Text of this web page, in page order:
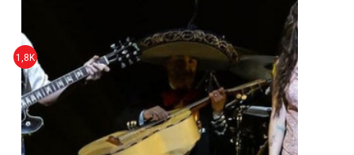
1,8K